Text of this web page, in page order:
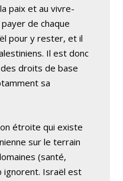
paix et au vivre-
de chaque
pour y rester, et il
Il est donc
droits de base
sa
étroite qui existe
sur le terrain
(santé,
ignorent. Israël est